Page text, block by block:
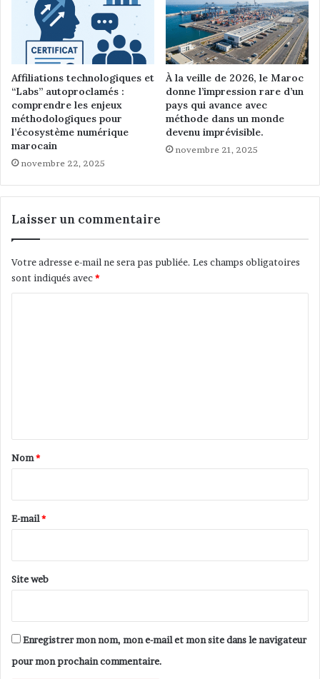
c
i
p
a
t
i
o
Affiliations technologiques et
“Labs” autoproclamés :
comprendre les enjeux
méthodologiques pour
l’écosystème numérique
marocain
novembre 22, 2025
À la veille de 2026, le Maroc
donne l’impression rare d’un
pays qui avance avec
méthode dans un monde
devenu imprévisible.
novembre 21, 2025
Laisser un commentaire
Votre adresse e-mail ne sera pas publiée. Les champs obligatoires
sont indiqués avec*
a
e
Nom*
E-mail*
Site web
Enregistrer mon nom, mon e-mail et mon site dans le navigateur
pour mon prochain commentaire.